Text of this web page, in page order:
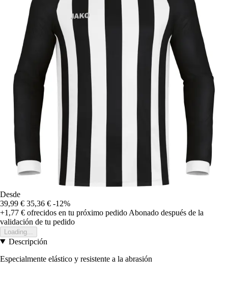
Desde
39,99 € 35,36 € -12%
+1,77 € ofrecidos en tu próximo pedido Abonado después de la
validación de tu pedido
Loading...
Descripción
Especialmente elástico y resistente a la abrasión